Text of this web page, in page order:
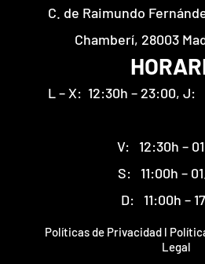
C. de Raimundo
Chamberí, 28003
L – X: 12:30h – 23:00, J:
V: 12:30h –
S: 11:00h –
D: 11:00h –
Políticas de Privacidad l
Legal